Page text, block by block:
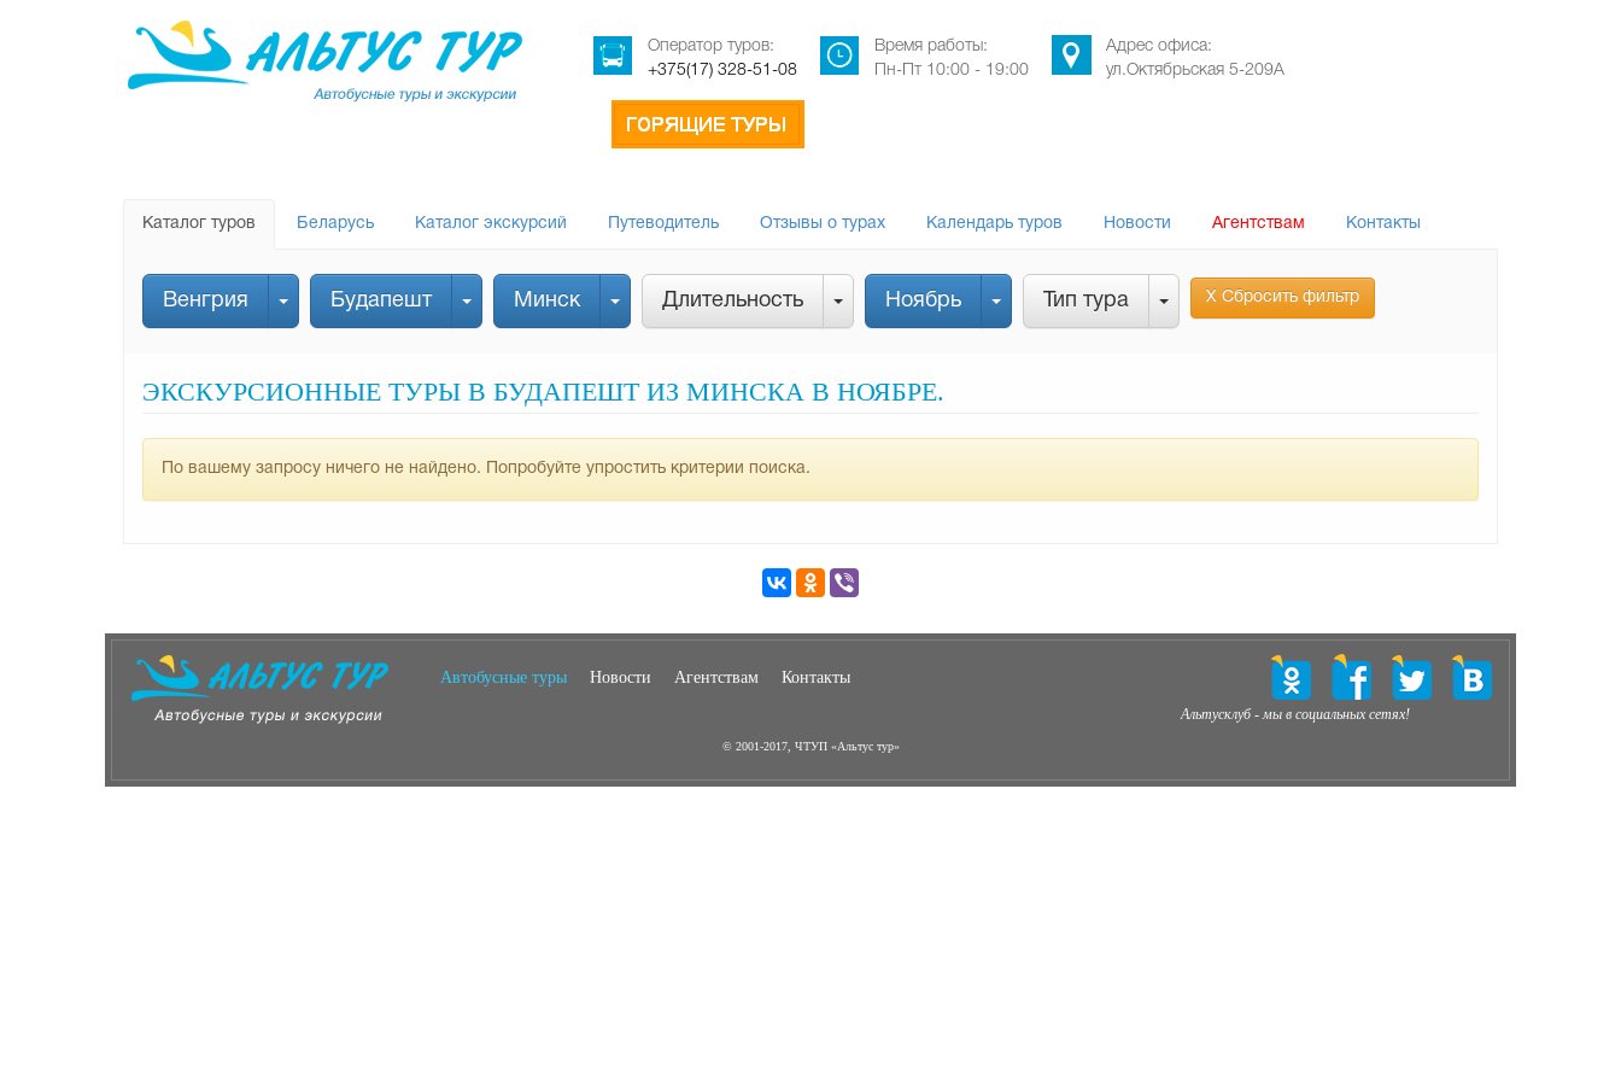
Оператор туров:
+375(17) 328-51-08
Время работы:
Пн-Пт 10:00 - 19:00
Адрес офиса:
ул.Октябрьская 5-209А
Каталог туров Беларусь Каталог экскурсий Путеводитель Отзывы о турах Календарь туров Новости Агентствам Контакты
Венгрия Будапешт Минск Длительность Ноябрь Тип тура Х Сбросить фильтр
ЭКСКУРСИОННЫЕ ТУРЫ В БУДАПЕШТ ИЗ МИНСКА В НОЯБРЕ.
По вашему запросу ничего не найдено. Попробуйте упростить критерии поиска.
Автобусные туры Новости Агентствам Контакты
Альтусклуб - мы в социальных сетях!
© 2001-2017, ЧТУП «Альтус тур»